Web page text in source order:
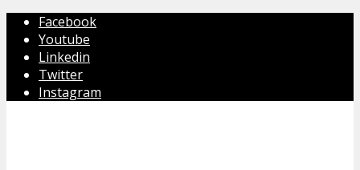
Facebook
Youtube
Linkedin
Twitter
Instagram